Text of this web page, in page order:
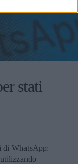
stati
di WhatsApp: